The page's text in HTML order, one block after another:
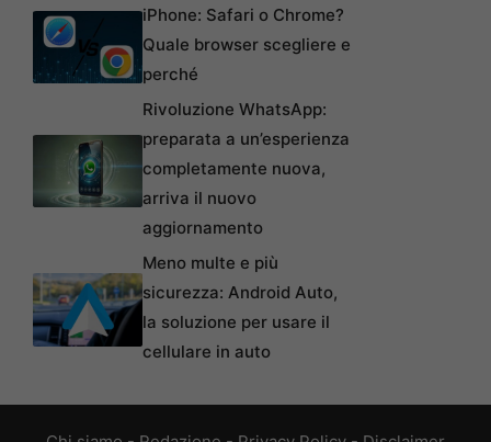
iPhone: Safari o Chrome?
Quale browser scegliere e
perché
Rivoluzione WhatsApp:
preparata a un’esperienza
completamente nuova,
arriva il nuovo
aggiornamento
Meno multe e più
sicurezza: Android Auto,
la soluzione per usare il
cellulare in auto